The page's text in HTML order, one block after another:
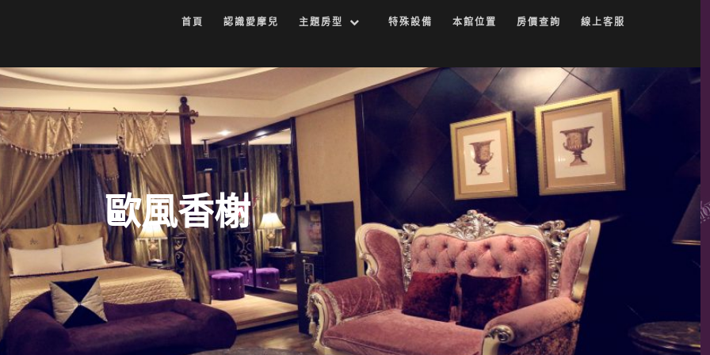
首頁 認識愛摩兒 主題房型 特殊設備 本館位置 房價查詢 線上客服
歐風香榭